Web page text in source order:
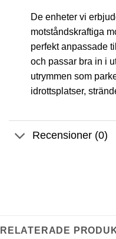
De enheter vi
motståndskraftiga
perfekt anpassade
och passar bra in i
utrymmen som
idrottsplatser,
Recensioner (0)
RELATERADE